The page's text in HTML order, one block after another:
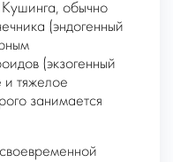
обычно
(эндогенный
(экзогенный
и тяжелое
занимается